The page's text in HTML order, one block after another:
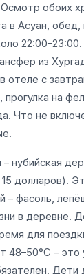
обоих
в Асуан,
из
отеле с
на
Что не
нубийская
долларов).
– фасоль,
в деревне.
для
48–50°C –
Дети